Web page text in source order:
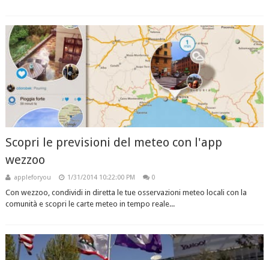
Scopri le previsioni del meteo con l'app
wezzoo
appleforyou 1/31/2014 10:22:00 PM 0
Con wezzoo, condividi in diretta le tue osservazioni meteo locali con la
comunità e scopri le carte meteo in tempo reale...